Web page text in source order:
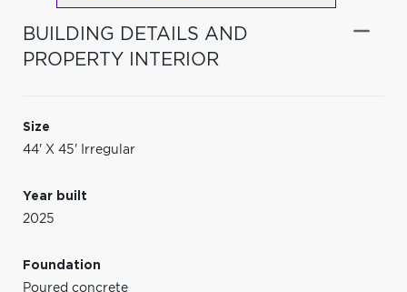
BUILDING DETAILS AND
PROPERTY INTERIOR
Size
44' X 45' Irregular
Year built
2025
Foundation
Poured concrete